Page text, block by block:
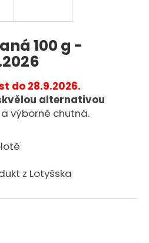
100 g -
do 28.9.2026.
alternativou
výborně chutná.
z Lotyšska